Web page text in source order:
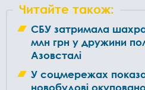
Читайте також:
СБУ затримала
млн грн у дружини
Азовсталі
У соцмережах
новобудові